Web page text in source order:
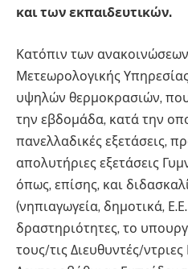
και των εκπαιδευτικών.
Κατόπιν των
Μετεωρολογικής
υψηλών θερμοκρασιών,
την εβδομάδα, κατά την
πανελλαδικές εξετάσεις,
απολυτήριες εξετάσεις
όπως, επίσης, και
(νηπιαγωγεία, δημοτικά,
δραστηριότητες, το
τους/τις Διευθυντές/